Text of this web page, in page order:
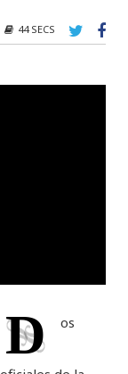
44 SECS
D os